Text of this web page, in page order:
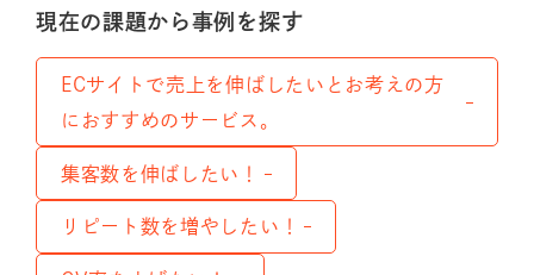
現在の課題から事例を探す
ECサイトで売上を伸ばしたいとお考えの方
におすすめのサービス。
集客数を伸ばしたい！
リピート数を増やしたい！